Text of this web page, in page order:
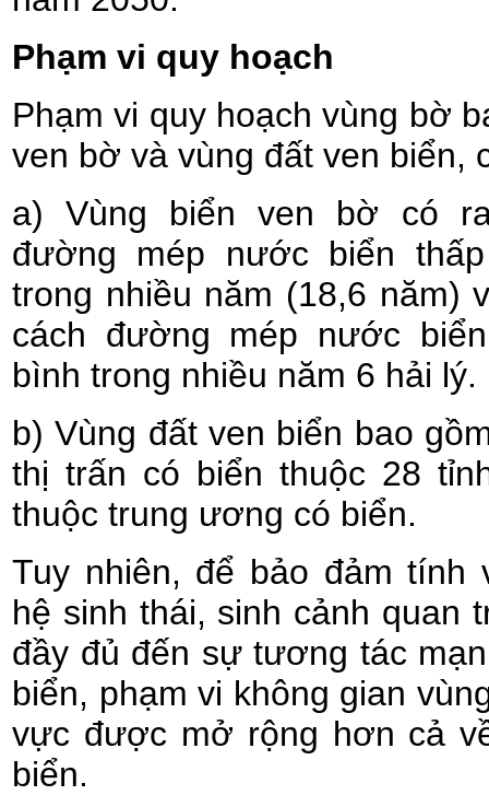
Phạm vi quy hoạch
Phạm vi quy hoạch vùng bờ
ven bờ và vùng đất ven biển,
a) Vùng biển ven bờ có
đường mép nước biển
trong nhiều năm (18,6 năm)
cách đường mép nước
bình trong nhiều năm 6 hải lý.
b) Vùng đất ven biển bao
thị trấn có biển thuộc 28
thuộc trung ương có biển.
Tuy nhiên, để bảo đảm tính
hệ sinh thái, sinh cảnh quan
đầy đủ đến sự tương tác
biển, phạm vi không gian
vực được mở rộng hơn cả
biển.